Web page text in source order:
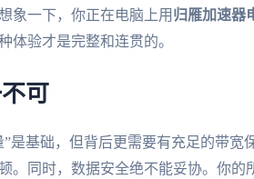
象一下，你正在电脑上用 归雁加速器
体验才是完整和连贯的。
可
是基础，但背后更需要有充足的带宽
。同时，数据安全绝不能妥协。你的